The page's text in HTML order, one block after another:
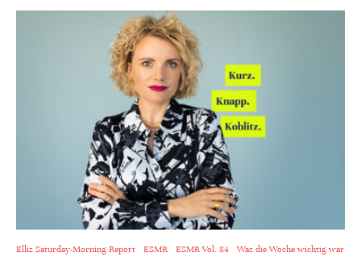
Ellis Saturday-Morning Report ESMR ESMR Vol. 84 Was die Woche wichtig war